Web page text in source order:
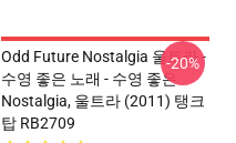
Odd Future Nostalgia 울트라 -
수영 좋은 노래 - 수영 좋은
Nostalgia, 울트라 (2011) 탱크
탑 RB2709
-20%